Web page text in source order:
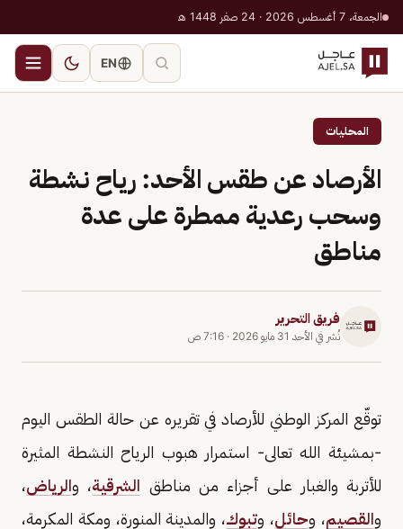
الجمعة، 7 أغسطس 2026 · 24 صفر 1448 هـ
EN
المحليات
الأرصاد عن طقس الأحد: رياح نشطة
وسحب رعدية ممطرة على عدة
مناطق
فريق التحرير
نُشر في الأحد 31 مايو 2026 · 7:16 ص
توقّع المركز الوطني للأرصاد في تقريره عن حالة الطقس اليوم
-بمشيئة الله تعالى- استمرار هبوب الرياح النشطة المثيرة
للأتربة والغبار على أجزاء من مناطق الشرقية، والرياض،
والقصيم، وحائل، وتبوك، والمدينة المنورة، ومكة المكرمة،